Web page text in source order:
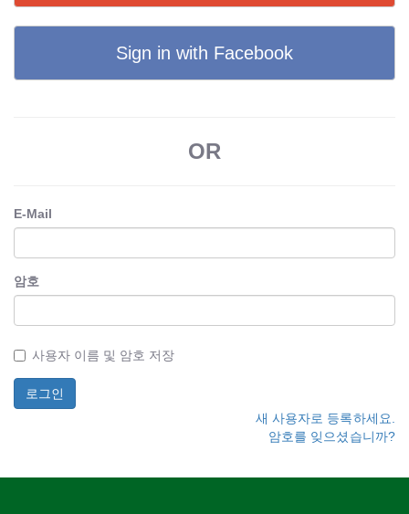
Sign in with Facebook
OR
E-Mail
암호
사용자 이름 및 암호 저장
새 사용자로 등록하세요.
암호를 잊으셨습니까?